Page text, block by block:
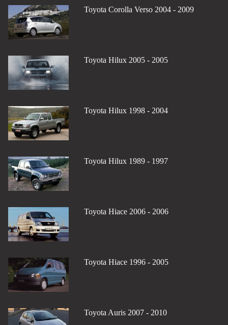
Toyota Corolla Verso 2004 - 2009
Toyota Hilux 2005 - 2005
Toyota Hilux 1998 - 2004
Toyota Hilux 1989 - 1997
Toyota Hiace 2006 - 2006
Toyota Hiace 1996 - 2005
Toyota Auris 2007 - 2010